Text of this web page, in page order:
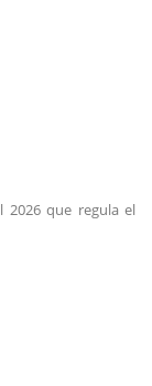
2026 que regula el